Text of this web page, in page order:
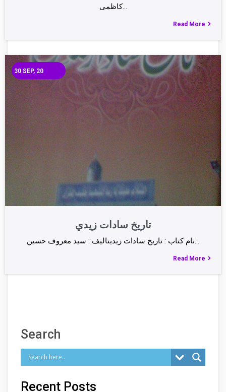
کاظمی…
Read More
تاريخ سادات زيدي
30 SEP, 20
نام كتاب : تاريخ سادات زيديتاليف : سيد معروف حسين…
Read More
Search
Recent Posts